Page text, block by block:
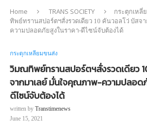
Home TRANS SOCIETY กระตุกเหลี่
ทิพย์ทรานสปอร์ตฯสั่งรวดเดียว 10 คันวอลโว่ บัส
ความปลอดภัยสูงในราคา-ดีไซน์จับต้องได้
กระตุกเหลี่ยมขนส่ง
วิมณทิพย์ทรานสปอร์ตฯสั่งรวดเดียว
จากมาเลย์ มั่นใจคุณภาพ-ความปลอด
ดีไซน์จับต้องได้
written by Transtimenews
June 15, 2021